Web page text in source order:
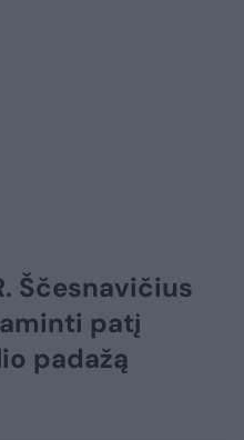
Ščesnavičius
patį
padažą